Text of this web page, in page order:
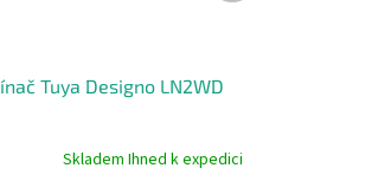
Tuya Designo LN2WD
Skladem Ihned k expedici